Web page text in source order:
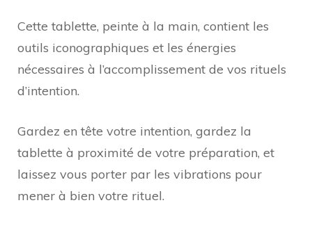
Cette tablette, peinte à la main, contient les
outils iconographiques et les énergies
nécessaires à l’accomplissement de vos rituels
d’intention.
Gardez en tête votre intention, gardez la
tablette à proximité de votre préparation, et
laissez vous porter par les vibrations pour
mener à bien votre rituel.